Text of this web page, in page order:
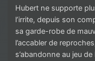
Hubert ne supporte
l’irrite, depuis son
sa garde-robe de
l’accabler de
s’abandonne au jeu